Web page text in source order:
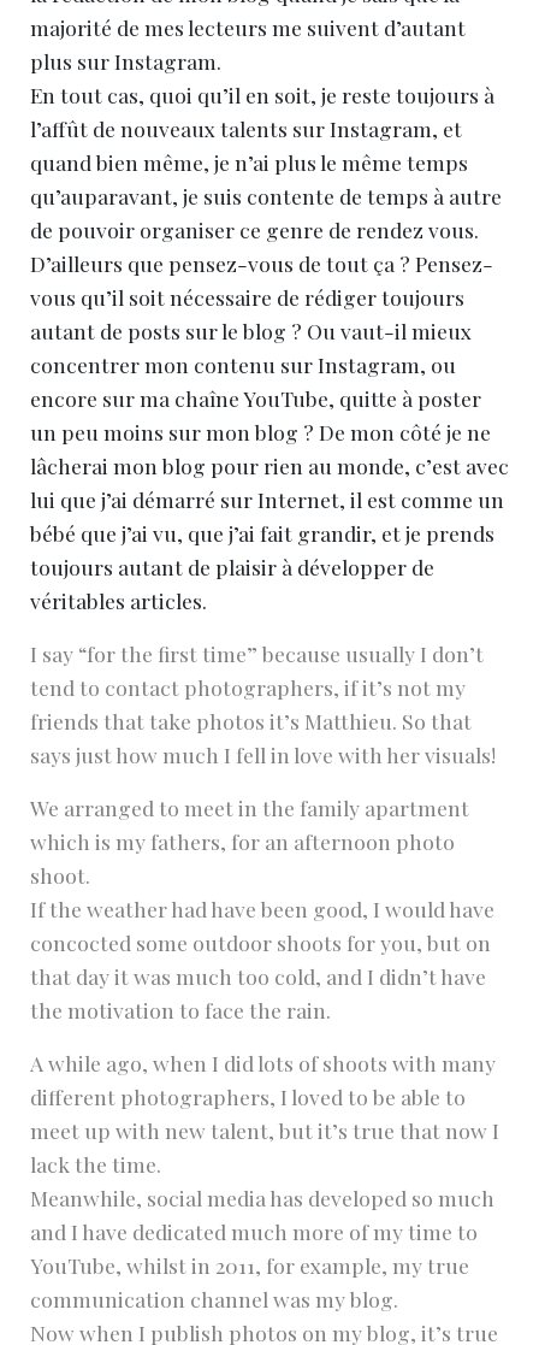
majorité de mes lecteurs me suivent d’autant
plus sur Instagram.
En tout cas, quoi qu’il en soit, je reste toujours à
l’affût de nouveaux talents sur Instagram, et
quand bien même, je n’ai plus le même temps
qu’auparavant, je suis contente de temps à autre
de pouvoir organiser ce genre de rendez vous.
D’ailleurs que pensez-vous de tout ça ? Pensez-
vous qu’il soit nécessaire de rédiger toujours
autant de posts sur le blog ? Ou vaut-il mieux
concentrer mon contenu sur Instagram, ou
encore sur ma chaîne YouTube, quitte à poster
un peu moins sur mon blog ? De mon côté je ne
lâcherai mon blog pour rien au monde, c’est avec
lui que j’ai démarré sur Internet, il est comme un
bébé que j’ai vu, que j’ai fait grandir, et je prends
toujours autant de plaisir à développer de
véritables articles.
I say “for the first time” because usually I don’t
tend to contact photographers, if it’s not my
friends that take photos it’s Matthieu. So that
says just how much I fell in love with her visuals!
We arranged to meet in the family apartment
which is my fathers, for an afternoon photo
shoot.
If the weather had have been good, I would have
concocted some outdoor shoots for you, but on
that day it was much too cold, and I didn’t have
the motivation to face the rain.
A while ago, when I did lots of shoots with many
different photographers, I loved to be able to
meet up with new talent, but it’s true that now I
lack the time.
Meanwhile, social media has developed so much
and I have dedicated much more of my time to
YouTube, whilst in 2011, for example, my true
communication channel was my blog.
Now when I publish photos on my blog, it’s true